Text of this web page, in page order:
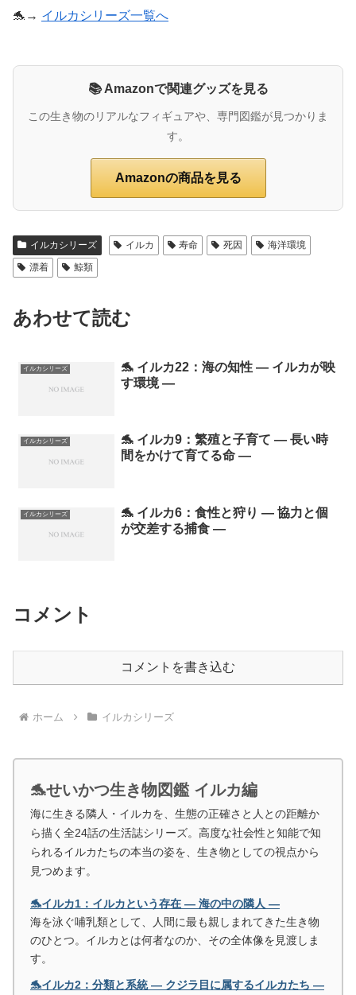
🐬→ イルカシリーズ一覧へ
📚 Amazonで関連グッズを見る
この生き物のリアルなフィギュアや、専門図鑑が見つかりま
す。
Amazonの商品を見る
イルカシリーズ イルカ 寿命 死因
海洋環境
漂着
鯨類
あわせて読む
イルカシリーズ
🐬 イルカ22：海の知性 ― イルカが映
す環境 ―
イルカシリーズ
🐬 イルカ9：繁殖と子育て ― 長い時
間をかけて育てる命 ―
イルカシリーズ
🐬 イルカ6：食性と狩り ― 協力と個
が交差する捕食 ―
コメント
コメントを書き込む
ホーム イルカシリーズ
🐬せいかつ生き物図鑑 イルカ編
海に生きる隣人・イルカを、生態の正確さと人との距離か
ら描く全24話の生活誌シリーズ。高度な社会性と知能で知
られるイルカたちの本当の姿を、生き物としての視点から
見つめます。
🐬イルカ1：イルカという存在 ― 海の中の隣人 ―
海を泳ぐ哺乳類として、人間に最も親しまれてきた生き物
のひとつ。イルカとは何者なのか、その全体像を見渡しま
す。
🐬イルカ2：分類と系統 ― クジラ目に属するイルカたち ―